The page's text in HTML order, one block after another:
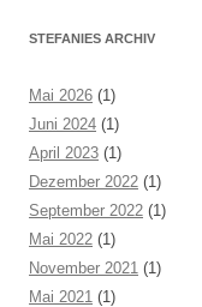
STEFANIES ARCHIV
Mai 2026 (1)
Juni 2024 (1)
April 2023 (1)
Dezember 2022 (1)
September 2022 (1)
Mai 2022 (1)
November 2021 (1)
Mai 2021 (1)